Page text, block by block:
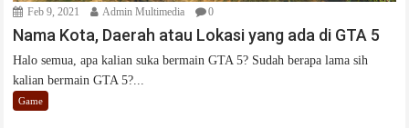
Feb 9, 2021 Admin Multimedia 0
Nama Kota, Daerah atau Lokasi yang ada di GTA 5
Halo semua, apa kalian suka bermain GTA 5? Sudah berapa lama sih
kalian bermain GTA 5?...
Game